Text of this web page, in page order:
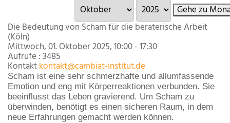
Gehe zu
Die Bedeutung von Scham für die beraterische Arbeit
(Köln)
Mittwoch, 01. Oktober 2025, 10:00 - 17:30
Aufrufe : 3485
Kontaktkontakt@cambiat-institut.de
Scham ist eine sehr schmerzhafte und allumfassende
Emotion und eng mit Körperreaktionen verbunden. Sie
beeinflusst das Leben gravierend. Um Scham zu
überwinden, benötigt es einen sicheren Raum, in dem
neue Erfahrungen gemacht werden können.